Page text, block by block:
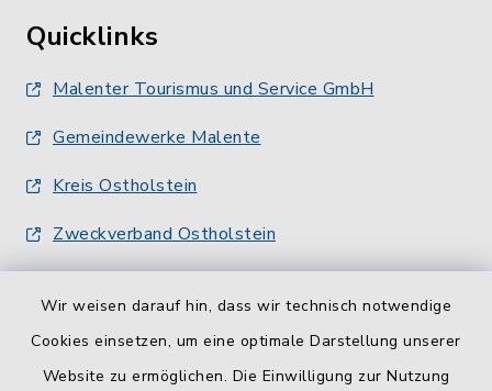
Wir weisen darauf hin, dass wir technisch notwendige
Cookies einsetzen, um eine optimale Darstellung unserer
Website zu ermöglichen. Die Einwilligung zur Nutzung
Quicklinks
Malenter Tourismus und Service GmbH
Gemeindewerke Malente
Kreis Ostholstein
Zweckverband Ostholstein